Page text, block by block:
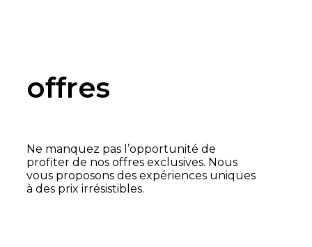
offres
Ne manquez pas l’opportunité de
profiter de nos offres exclusives. Nous
vous proposons des expériences uniques
à des prix irrésistibles.